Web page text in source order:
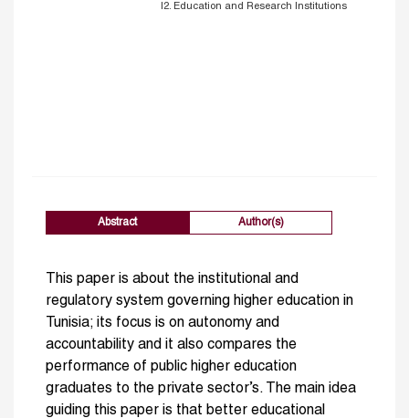
I2. Education and Research Institutions
Abstract Author(s)
This paper is about the institutional and
regulatory system governing higher education in
Tunisia; its focus is on autonomy and
accountability and it also compares the
performance of public higher education
graduates to the private sector’s. The main idea
guiding this paper is that better educational